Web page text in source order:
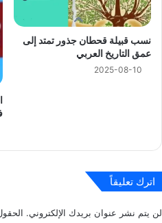
نسب قبيلة قحطان جذور تمتد إلى
عمق التاريخ العربي
2025-08-10
اترك تعليقاً
لن يتم نشر عنوان بريدك الإلكتروني.